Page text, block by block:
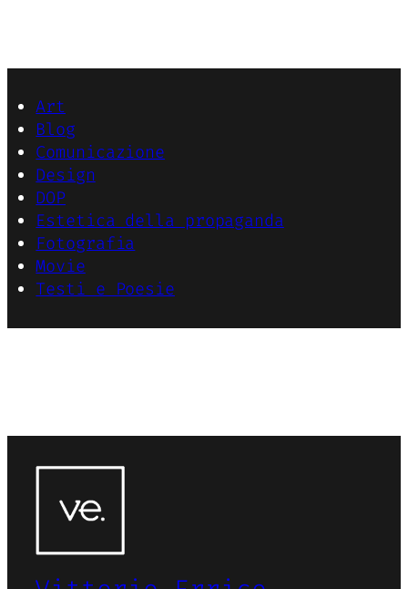
Art
Blog
Comunicazione
Design
DOP
Estetica della propaganda
Fotografia
Movie
Testi e Poesie